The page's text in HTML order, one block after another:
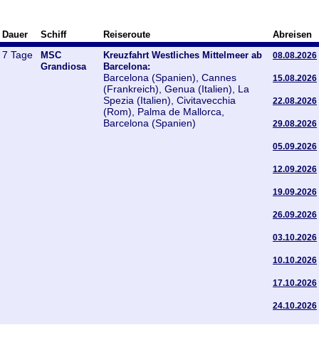
Dauer Schiff Reiseroute Abreisen
7 Tage
MSC
Grandiosa
Kreuzfahrt Westliches Mittelmeer ab
Barcelona:
Barcelona (Spanien), Cannes
(Frankreich), Genua (Italien), La
Spezia (Italien), Civitavecchia
(Rom), Palma de Mallorca,
Barcelona (Spanien)
08.08.2026
15.08.2026
22.08.2026
29.08.2026
05.09.2026
12.09.2026
19.09.2026
26.09.2026
03.10.2026
10.10.2026
17.10.2026
24.10.2026